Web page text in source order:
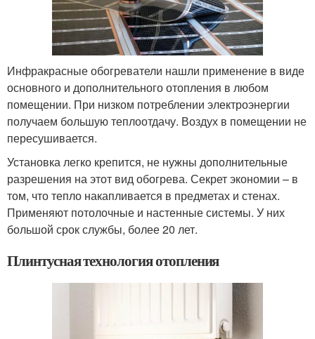
Инфракрасные обогреватели нашли применение в виде
основного и дополнительного отопления в любом
помещении. При низком потреблении электроэнергии
получаем большую теплоотдачу. Воздух в помещении не
пересушивается.
Установка легко крепится, не нужны дополнительные
разрешения на этот вид обогрева. Секрет экономии – в
том, что тепло накапливается в предметах и стенах.
Применяют потолочные и настенные системы. У них
большой срок службы, более 20 лет.
Плинтусная технология отопления